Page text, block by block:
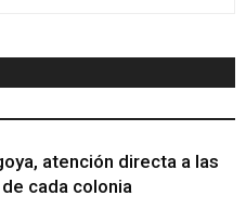
atención directa a las
cada colonia